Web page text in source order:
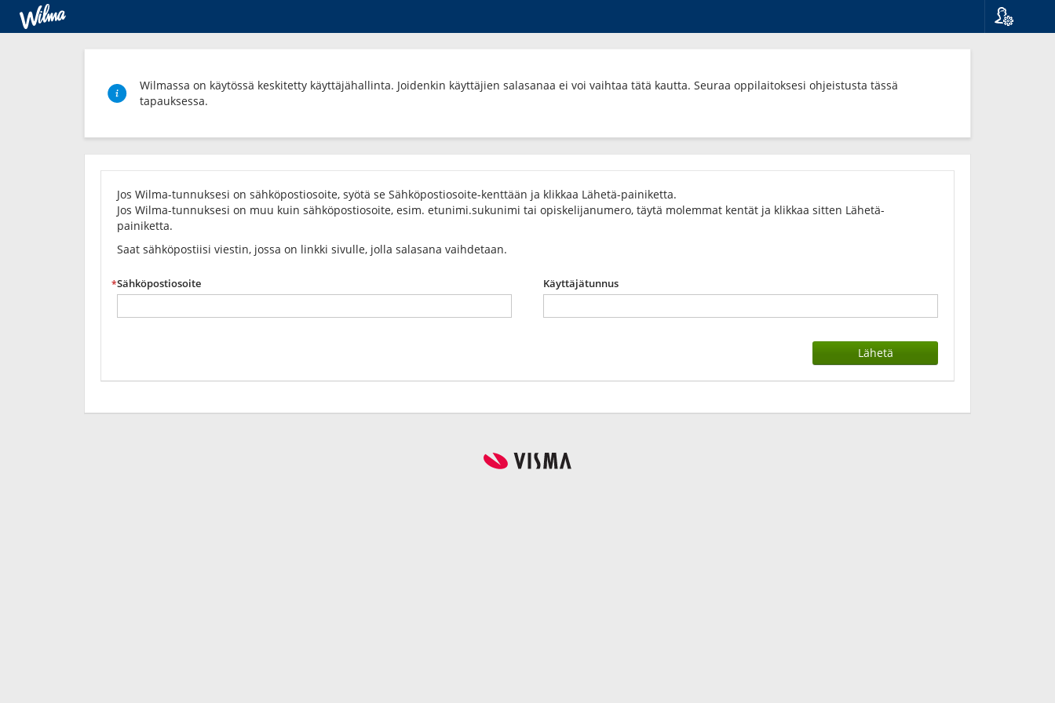
Wilmassa on käytössä keskitetty käyttäjähallinta. Joidenkin käyttäjien salasanaa ei voi vaihtaa tätä kautta. Seuraa oppilaitoksesi ohjeistusta tässä
tapauksessa.
Unohditko
salasanasi?
Jos Wilma-tunnuksesi on sähköpostiosoite, syötä se Sähköpostiosoite-kenttään ja klikkaa Lähetä-painiketta.
Jos Wilma-tunnuksesi on muu kuin sähköpostiosoite, esim. etunimi.sukunimi tai opiskelijanumero, täytä molemmat kentät ja klikkaa sitten Lähetä-
painiketta.
Saat sähköpostiisi viestin, jossa on linkki sivulle, jolla salasana vaihdetaan.
Sähköpostiosoite Käyttäjätunnus